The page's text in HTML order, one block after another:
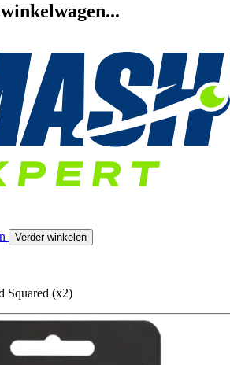
Verder winkelen
Squared (x2)